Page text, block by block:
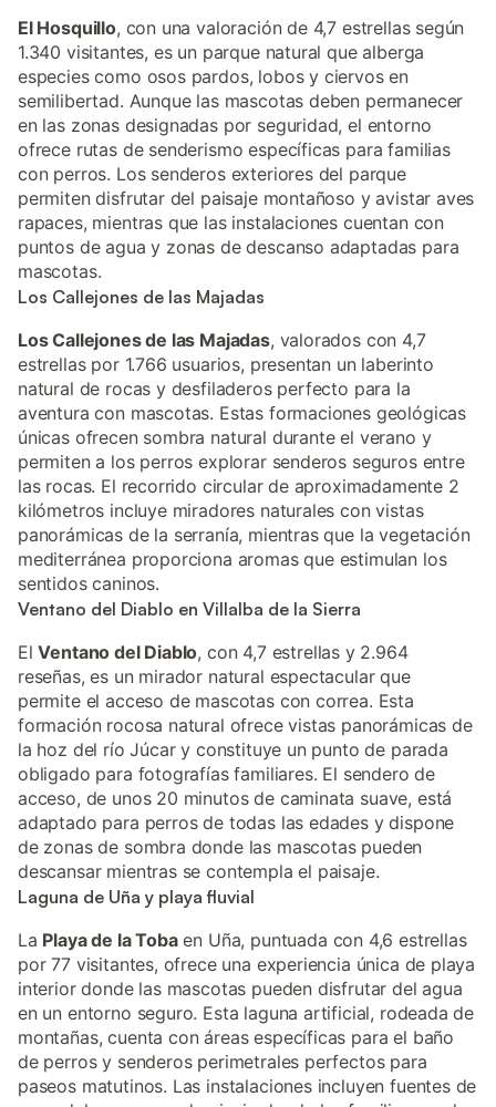
El Hosquillo, con una valoración de 4,7 estrellas según
1.340 visitantes, es un parque natural que alberga
especies como osos pardos, lobos y ciervos en
semilibertad. Aunque las mascotas deben permanecer
en las zonas designadas por seguridad, el entorno
ofrece rutas de senderismo específicas para familias
con perros. Los senderos exteriores del parque
permiten disfrutar del paisaje montañoso y avistar aves
rapaces, mientras que las instalaciones cuentan con
puntos de agua y zonas de descanso adaptadas para
mascotas.
Los Callejones de las Majadas
Los Callejones de las Majadas, valorados con 4,7
estrellas por 1.766 usuarios, presentan un laberinto
natural de rocas y desfiladeros perfecto para la
aventura con mascotas. Estas formaciones geológicas
únicas ofrecen sombra natural durante el verano y
permiten a los perros explorar senderos seguros entre
las rocas. El recorrido circular de aproximadamente 2
kilómetros incluye miradores naturales con vistas
panorámicas de la serranía, mientras que la vegetación
mediterránea proporciona aromas que estimulan los
sentidos caninos.
Ventano del Diablo en Villalba de la Sierra
ElVentano del Diablo, con 4,7 estrellas y 2.964
reseñas, es un mirador natural espectacular que
permite el acceso de mascotas con correa. Esta
formación rocosa natural ofrece vistas panorámicas de
la hoz del río Júcar y constituye un punto de parada
obligado para fotografías familiares. El sendero de
acceso, de unos 20 minutos de caminata suave, está
adaptado para perros de todas las edades y dispone
de zonas de sombra donde las mascotas pueden
descansar mientras se contempla el paisaje.
Laguna de Uña y playa fluvial
La Playa de la Tobaen Uña, puntuada con 4,6 estrellas
por 77 visitantes, ofrece una experiencia única de playa
interior donde las mascotas pueden disfrutar del agua
en un entorno seguro. Esta laguna artificial, rodeada de
montañas, cuenta con áreas específicas para el baño
de perros y senderos perimetrales perfectos para
paseos matutinos. Las instalaciones incluyen fuentes de